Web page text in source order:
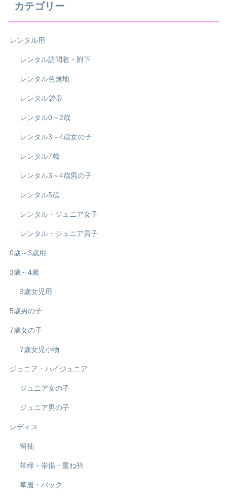
カテゴリー
レンタル用
レンタル訪問着・附下
レンタル色無地
レンタル袋帯
レンタル0～2歳
レンタル3～4歳女の子
レンタル7歳
レンタル3～4歳男の子
レンタル5歳
レンタル・ジュニア女子
レンタル・ジュニア男子
0歳～3歳用
3歳～4歳
3歳女児用
5歳男の子
7歳女の子
7歳女児小物
ジュニア・ハイジュニア
ジュニア女の子
ジュニア男の子
レディス
留袖
帯締・帯揚・重ね衿
草履・バッグ